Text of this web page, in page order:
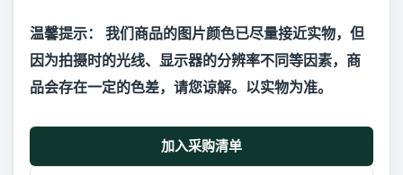
温馨提示： 我们商品的图片颜色已尽量接近实物，但
因为拍摄时的光线、显示器的分辨率不同等因素，商
品会存在一定的色差，请您谅解。以实物为准。
加入采购清单